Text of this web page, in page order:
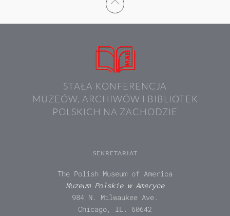
STAŁA KONFERENCJA
MUZEÓW, ARCHIWÓW I BIBLIOTEK
POLSKICH NA ZACHODZIE
SEKRETARIAT
The Polish Museum of America
Muzeum Polskie w Ameryce
984 N. Milwaukee Ave.
Chicago, IL. 60642